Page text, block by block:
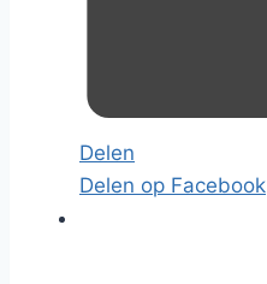
Delen
Delen op Facebook